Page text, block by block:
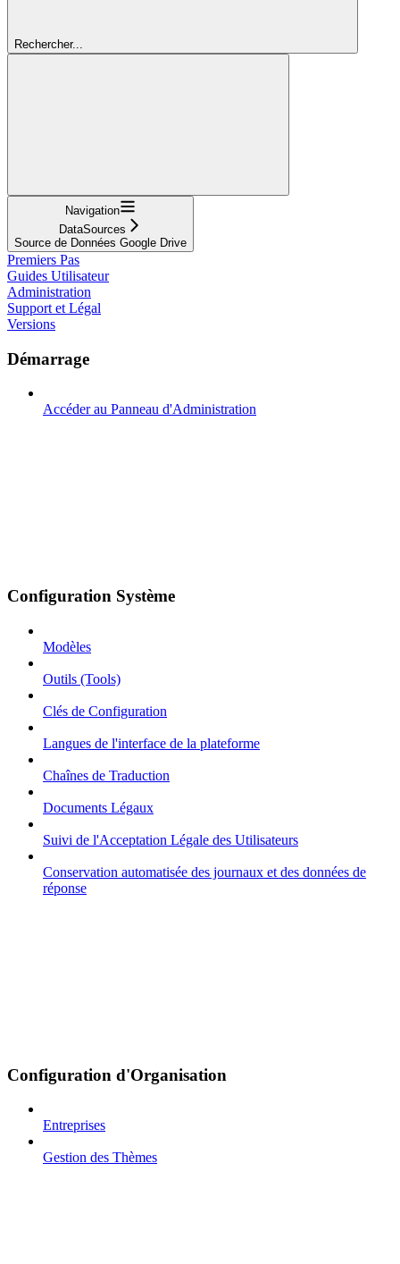
Rechercher...
Navigation
DataSources
Source de Données Google Drive
Premiers Pas
Guides Utilisateur
Administration
Support et Légal
Versions
Démarrage
Accéder au Panneau d'Administration
Configuration Système
Modèles
Outils (Tools)
Clés de Configuration
Langues de l'interface de la plateforme
Chaînes de Traduction
Documents Légaux
Suivi de l'Acceptation Légale des Utilisateurs
Conservation automatisée des journaux et des données de
réponse
Configuration d'Organisation
Entreprises
Gestion des Thèmes